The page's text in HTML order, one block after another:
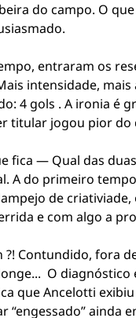
do campo. O
entraram os
intensidade, mais
4 gols . A ironia é
titular jogou pior do
fica — Qual das
A do primeiro
de criativiade,
e com algo a
?! Contundido, fora
O diagnóstico
que Ancelotti
“engessado” ainda